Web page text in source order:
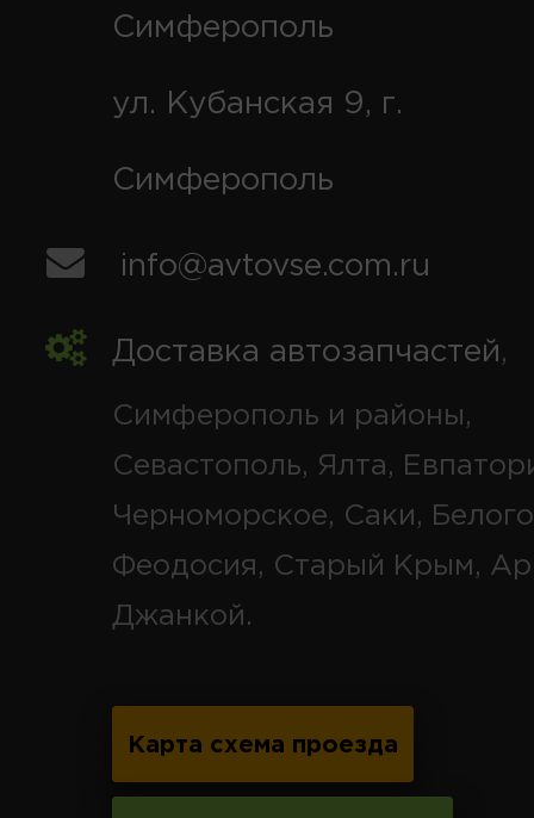
Симферополь
ул. Кубанская 9, г.
Симферополь
info@avtovse.com.ru
Доставка автозапчастей,
Симферополь и районы,
Севастополь, Ялта,
Черноморское, Саки,
Феодосия, Старый Крым,
Джанкой.
Карта схема проезда